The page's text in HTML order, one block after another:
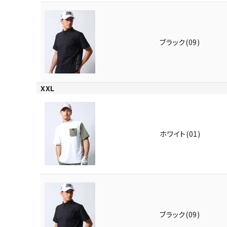
キーワードから探す
カテゴリ
ブラック(09)
XXL
ホワイト(01)
ブラック(09)